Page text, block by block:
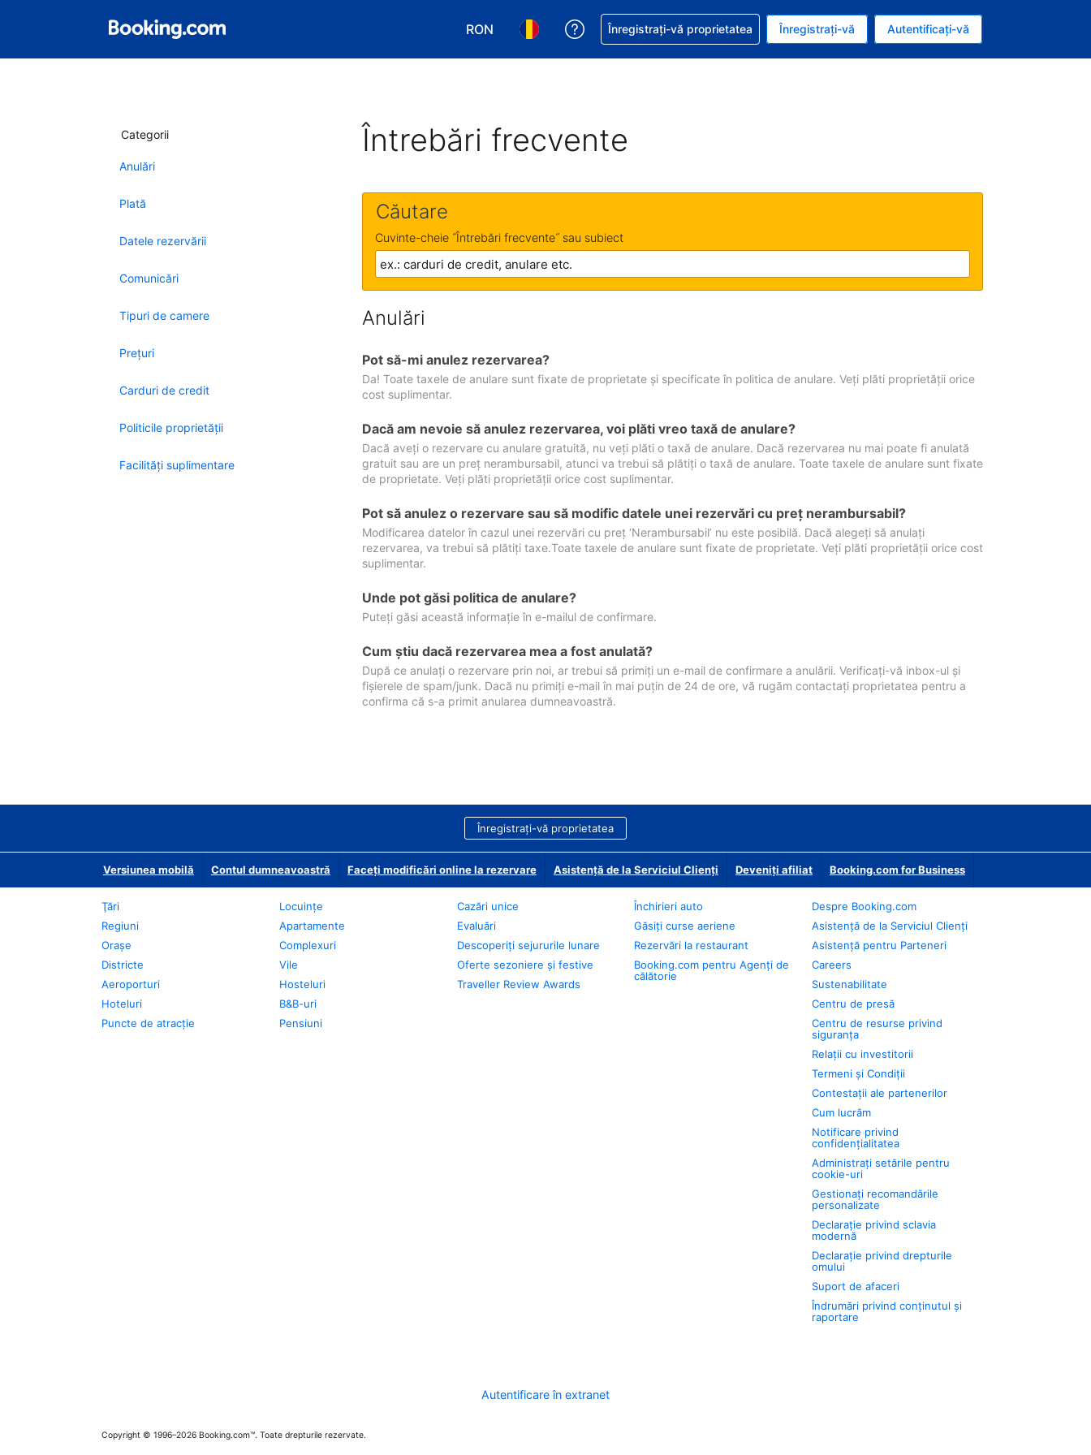
RON
Alegeţi moneda. Moneda actuală este Leu nou românesc
Alegeți limba. Limba actuală este Română
Primiți asistență cu privire la rezervarea dvs.
Înregistrați-vă proprietatea Înregistrați-vă Autentificați-vă
Categorii
Anulări
Plată
Datele rezervării
Comunicări
Tipuri de camere
Preţuri
Carduri de credit
Politicile proprietății
Facilităţi suplimentare
Întrebări frecvente
Căutare
Cuvinte-cheie ˝Întrebări frecvente˝ sau subiect
Anulări
Pot să-mi anulez rezervarea?
Da! Toate taxele de anulare sunt fixate de proprietate și specificate în politica de anulare. Veți plăti proprietății orice
cost suplimentar.
Dacă am nevoie să anulez rezervarea, voi plăti vreo taxă de anulare?
Dacă aveți o rezervare cu anulare gratuită, nu veți plăti o taxă de anulare. Dacă rezervarea nu mai poate fi anulată
gratuit sau are un preț nerambursabil, atunci va trebui să plătiți o taxă de anulare. Toate taxele de anulare sunt fixate
de proprietate. Veți plăti proprietății orice cost suplimentar.
Pot să anulez o rezervare sau să modific datele unei rezervări cu preţ nerambursabil?
Modificarea datelor în cazul unei rezervări cu preț ‘Nerambursabil’ nu este posibilă. Dacă alegeți să anulați
rezervarea, va trebui să plătiți taxe.Toate taxele de anulare sunt fixate de proprietate. Veți plăti proprietății orice cost
suplimentar.
Unde pot găsi politica de anulare?
Puteți găsi această informație în e-mailul de confirmare.
Cum ştiu dacă rezervarea mea a fost anulată?
După ce anulați o rezervare prin noi, ar trebui să primiți un e-mail de confirmare a anulării. Verificați-vă inbox-ul și
fișierele de spam/junk. Dacă nu primiți e-mail în mai puțin de 24 de ore, vă rugăm contactați proprietatea pentru a
confirma că s-a primit anularea dumneavoastră.
Înregistrați-vă proprietatea
Versiunea mobilă Contul dumneavoastră Faceți modificări online la rezervare Asistență de la Serviciul Clienți Deveniţi afiliat Booking.com for Business
Ţări
Regiuni
Oraşe
Districte
Aeroporturi
Hoteluri
Puncte de atracţie
Locuințe
Apartamente
Complexuri
Vile
Hosteluri
B&B-uri
Pensiuni
Cazări unice
Evaluări
Descoperiți sejururile lunare
Oferte sezoniere și festive
Traveller Review Awards
Închirieri auto
Găsiți curse aeriene
Rezervări la restaurant
Booking.com pentru Agenți de
călătorie
Despre Booking.com
Asistență de la Serviciul Clienți
Asistență pentru Parteneri
Careers
Sustenabilitate
Centru de presă
Centru de resurse privind
siguranța
Relații cu investitorii
Termeni și Condiții
Contestații ale partenerilor
Cum lucrăm
Notificare privind
confidențialitatea
Administrați setările pentru
cookie-uri
Gestionați recomandările
personalizate
Declarație privind sclavia
modernă
Declarație privind drepturile
omului
Suport de afaceri
Îndrumări privind conținutul și
raportare
Autentificare în extranet
Copyright © 1996–2026 Booking.com™. Toate drepturile rezervate.